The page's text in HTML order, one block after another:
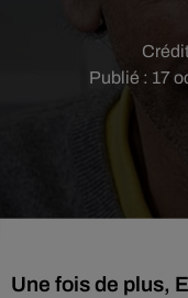
Publié : 17
Une fois de plus,